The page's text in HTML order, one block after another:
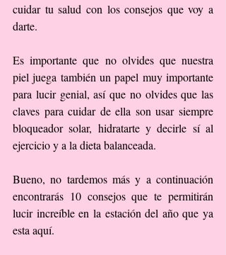
cuidar tu salud con los consejos que voy a
darte.
Es importante que no olvides que nuestra
piel juega también un papel muy importante
para lucir genial, así que no olvides que las
claves para cuidar de ella son usar siempre
bloqueador solar, hidratarte y decirle sí al
ejercicio y a la dieta balanceada.
Bueno, no tardemos más y a continuación
encontrarás 10 consejos que te permitirán
lucir increíble en la estación del año que ya
esta aquí.